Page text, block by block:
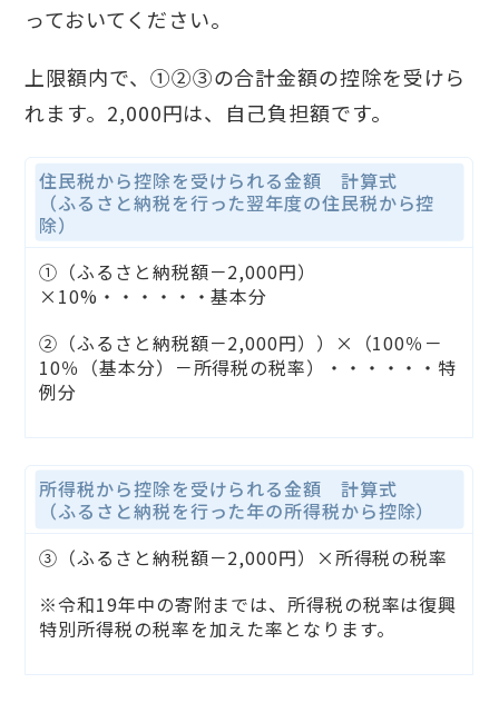
っておいてください。
上限額内で、①②③の合計金額の控除を受けら
れます。2,000円は、自己負担額です。
住民税から控除を受けられる金額 計算式
（ふるさと納税を行った翌年度の住民税から控
除）
①（ふるさと納税額－2,000円）
×10%・・・・・・基本分
②（ふるさと納税額－2,000円））×（100％－
10％（基本分）－所得税の税率）・・・・・・特
例分
所得税から控除を受けられる金額 計算式
（ふるさと納税を行った年の所得税から控除）
③（ふるさと納税額－2,000円）×所得税の税率
※令和19年中の寄附までは、所得税の税率は復興
特別所得税の税率を加えた率となります。